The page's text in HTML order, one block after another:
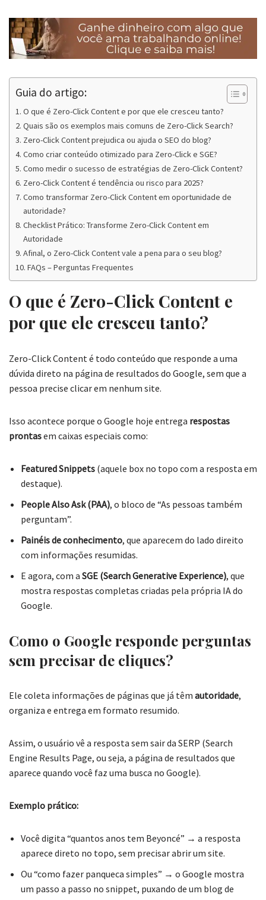
Guia do artigo:
O que é Zero-Click Content e por que ele cresceu tanto?
Quais são os exemplos mais comuns de Zero-Click Search?
Zero-Click Content prejudica ou ajuda o SEO do blog?
Como criar conteúdo otimizado para Zero-Click e SGE?
Como medir o sucesso de estratégias de Zero-Click Content?
Zero-Click Content é tendência ou risco para 2025?
Como transformar Zero-Click Content em oportunidade de
autoridade?
Checklist Prático: Transforme Zero-Click Content em
Autoridade
Afinal, o Zero-Click Content vale a pena para o seu blog?
FAQs – Perguntas Frequentes
O que é Zero-Click Content e
por que ele cresceu tanto?
Zero-Click Content é todo conteúdo que responde a uma
dúvida direto na página de resultados do Google, sem que a
pessoa precise clicar em nenhum site.
Isso acontece porque o Google hoje entrega respostas
prontasem caixas especiais como:
Featured Snippets (aquele box no topo com a resposta em
destaque).
People Also Ask (PAA), o bloco de “As pessoas também
perguntam”.
Painéis de conhecimento, que aparecem do lado direito
com informações resumidas.
E agora, com a SGE (Search Generative Experience), que
mostra respostas completas criadas pela própria IA do
Google.
Como o Google responde perguntas
sem precisar de cliques?
Ele coleta informações de páginas que já têm autoridade,
organiza e entrega em formato resumido.
Assim, o usuário vê a resposta sem sair da SERP (Search
Engine Results Page, ou seja, a página de resultados que
aparece quando você faz uma busca no Google).
Exemplo prático:
Você digita “quantos anos tem Beyoncé” → a resposta
aparece direto no topo, sem precisar abrir um site.
Ou “como fazer panqueca simples” → o Google mostra
um passo a passo no snippet, puxando de um blog de